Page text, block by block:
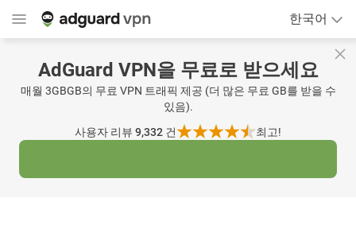
한국어
AdGuard VPN을 무료로 받으세요
매월 3GBGB의 무료 VPN 트래픽 제공 (더 많은 무료 GB를 받을 수
있음).
사용자 리뷰 9,332 건 최고!